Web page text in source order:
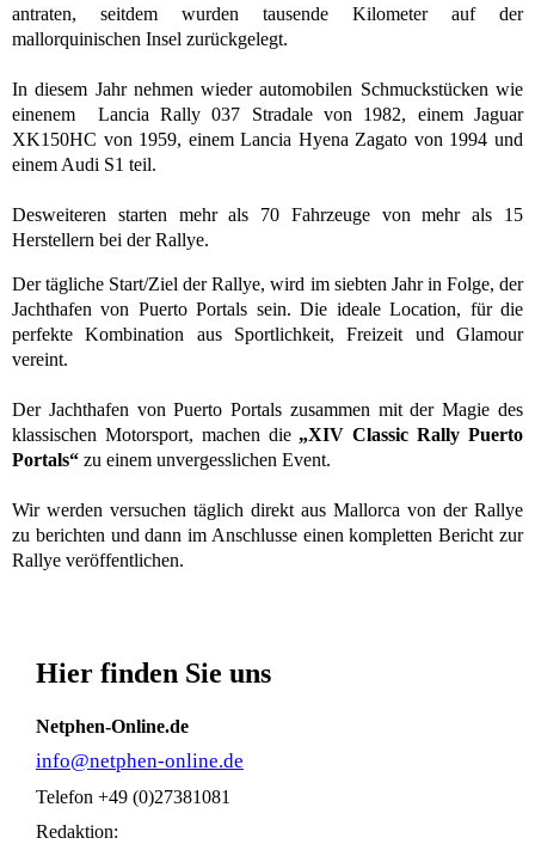
antraten, seitdem wurden tausende Kilometer auf der
mallorquinischen Insel zurückgelegt.
In diesem Jahr nehmen wieder automobilen Schmuckstücken wie
einenem Lancia Rally 037 Stradale von 1982, einem Jaguar
XK150HC von 1959, einem Lancia Hyena Zagato von 1994 und
einem Audi S1 teil.
Desweiteren starten mehr als 70 Fahrzeuge von mehr als 15
Herstellern bei der Rallye.
Der tägliche Start/Ziel der Rallye, wird im siebten Jahr in Folge, der
Jachthafen von Puerto Portals sein. Die ideale Location, für die
perfekte Kombination aus Sportlichkeit, Freizeit und Glamour
vereint.
Der Jachthafen von Puerto Portals zusammen mit der Magie des
klassischen Motorsport, machen die „XIV Classic Rally Puerto
Portals“ zu einem unvergesslichen Event.
Wir werden versuchen täglich direkt aus Mallorca von der Rallye
zu berichten und dann im Anschlusse einen kompletten Bericht zur
Rallye veröffentlichen.
Hier finden Sie uns
Netphen-Online.de
info@netphen-online.de
Telefon +49 (0)27381081
Redaktion: